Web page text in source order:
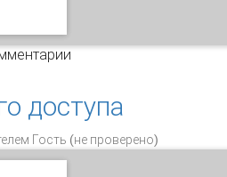
- 2016
доступа
Гость (не проверено)